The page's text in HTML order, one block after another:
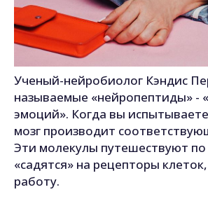
Ученый-нейробиолог Кэндис
называемые «нейропептиды» -
эмоций». Когда вы
мозг производит
Эти молекулы путешествуют по
«садятся» на рецепторы
работу.